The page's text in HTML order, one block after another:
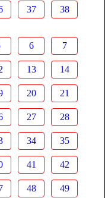
37 38
6 7
13 14
20 21
27 28
34 35
41 42
48 49